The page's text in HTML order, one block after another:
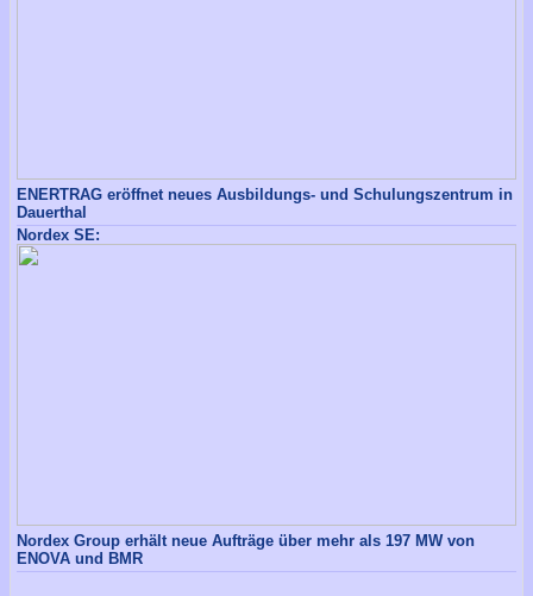
ENERTRAG eröffnet neues Ausbildungs- und Schulungszentrum in
Dauerthal
Nordex SE:
Nordex Group erhält neue Aufträge über mehr als 197 MW von
ENOVA und BMR